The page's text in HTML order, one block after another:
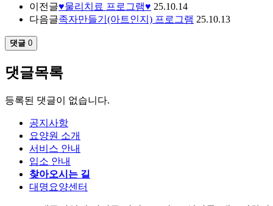
이전글♥물리치료 프로그램♥ 25.10.14
다음글족자만들기(아트인지) 프로그램 25.10.13
댓글 0
댓글목록
등록된 댓글이 없습니다.
공지사항
요양원 소개
서비스 안내
입소 안내
찾아오시는 길
대명요양센터